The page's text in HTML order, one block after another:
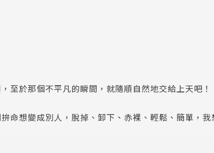
至於那個不平凡的瞬間，就隨順自然地交給上天吧！
命想變成別人，脫掉、卸下、赤裸、輕鬆、簡單，